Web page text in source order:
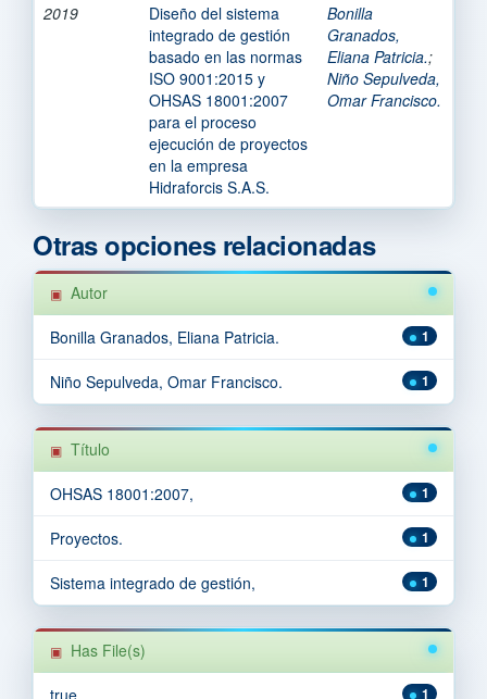
2019
Diseño del sistema
integrado de gestión
basado en las normas
ISO 9001:2015 y
OHSAS 18001:2007
para el proceso
ejecución de proyectos
en la empresa
Hidraforcis S.A.S.
Bonilla
Granados,
Eliana Patricia.;
Niño Sepulveda,
Omar Francisco.
Otras opciones relacionadas
Autor
1
Bonilla Granados, Eliana Patricia.
1
Niño Sepulveda, Omar Francisco.
Título
1
OHSAS 18001:2007,
1
Proyectos.
1
Sistema integrado de gestión,
Has File(s)
1
true